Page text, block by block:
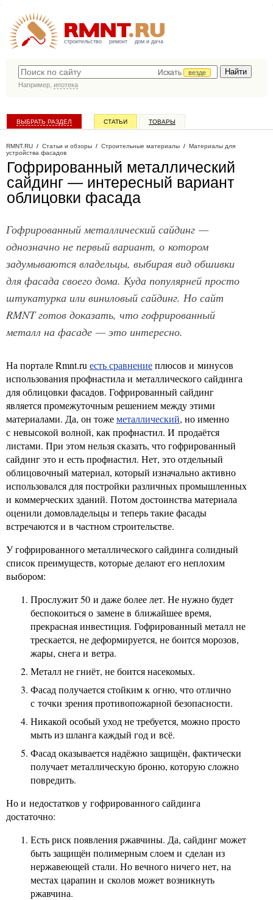
строительство ремонт дом и дача
Искать
везде
Например, ипотека
ВЫБРАТЬ РАЗДЕЛ СТАТЬИ ТОВАРЫ
RMNT.RU / Статьи и обзоры / Строительные материалы / Материалы для
устройства фасадов
Гофрированный металлический
сайдинг — интересный вариант
облицовки фасада
Гофрированный металлический сайдинг —
однозначно не первый вариант, о котором
задумываются владельцы, выбирая вид обшивки
для фасада своего дома. Куда популярней просто
штукатурка или виниловый сайдинг. Но сайт
RMNT готов доказать, что гофрированный
металл на фасаде — это интересно.
На портале Rmnt.ru есть сравнениеплюсов и минусов
использования профнастила и металлического сайдинга
для облицовки фасадов. Гофрированный сайдинг
является промежуточным решением между этими
материалами. Да, он тожеметаллический, но именно
с невысокой волной, как профнастил. И продаётся
листами. При этом нельзя сказать, что гофрированный
сайдинг это и есть профнастил. Нет, это отдельный
облицовочный материал, который изначально активно
использовался для постройки различных промышленных
и коммерческих зданий. Потом достоинства материала
оценили домовладельцы и теперь такие фасады
встречаются и в частном строительстве.
У гофрированного металлического сайдинга солидный
список преимуществ, которые делают его неплохим
выбором:
Прослужит 50 и даже более лет. Не нужно будет
беспокоиться о замене в ближайшее время,
прекрасная инвестиция. Гофрированный металл не
трескается, не деформируется, не боится морозов,
жары, снега и ветра.
Металл не гниёт, не боится насекомых.
Фасад получается стойким к огню, что отлично
с точки зрения противопожарной безопасности.
Никакой особый уход не требуется, можно просто
мыть из шланга каждый год и всё.
Фасад оказывается надёжно защищён, фактически
получает металлическую броню, которую сложно
повредить.
Но и недостатков у гофрированного сайдинга
достаточно:
Есть риск появления ржавчины. Да, сайдинг может
быть защищён полимерным слоем и сделан из
нержавеющей стали. Но вечного ничего нет, на
местах царапин и сколов может возникнуть
ржавчина.